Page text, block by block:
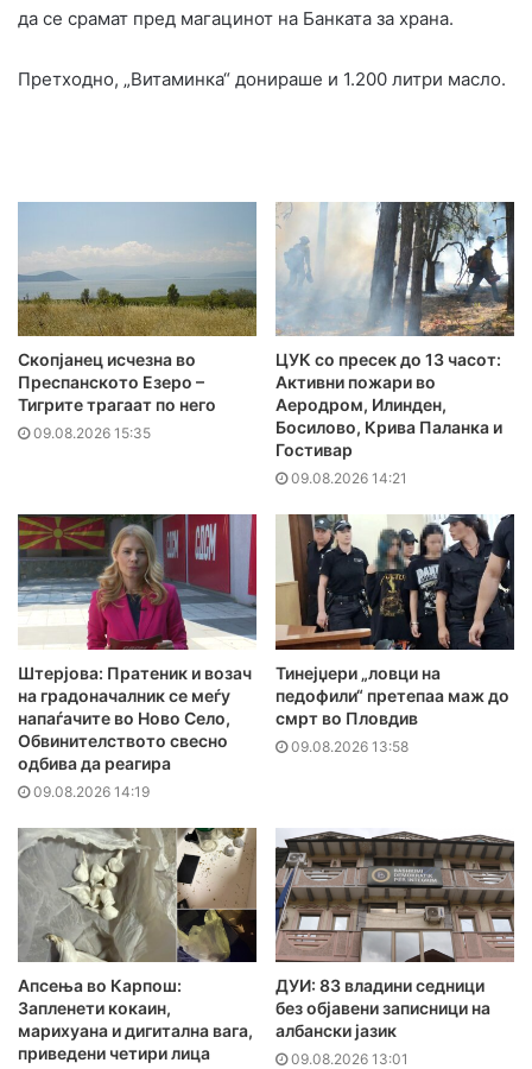
да се срамат пред магацинот на Банката за храна.
Претходно, „Витаминка“ донираше и 1.200 литри масло.
Скопјанец исчезна во
Преспанското Езеро –
Тигрите трагаат по него
09.08.2026 15:35
ЦУК со пресек до 13 часот:
Активни пожари во
Аеродром, Илинден,
Босилово, Крива Паланка и
Гостивар
09.08.2026 14:21
Штерјова: Пратеник и возач
на градоначалник се меѓу
напаѓачите во Ново Село,
Обвинителството свесно
одбива да реагира
09.08.2026 14:19
Тинејџери „ловци на
педофили“ претепаа маж до
смрт во Пловдив
09.08.2026 13:58
Апсења во Карпош:
Запленети кокаин,
марихуана и дигитална вага,
приведени четири лица
ДУИ: 83 владини седници
без објавени записници на
албански јазик
09.08.2026 13:01